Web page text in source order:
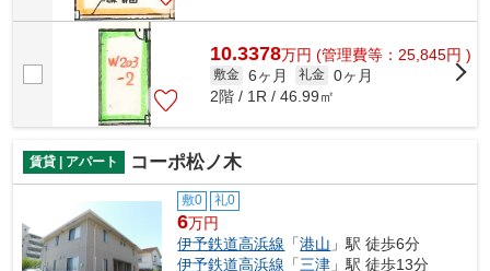
10.3378万円 (管理費等：25,845円 )
敷金 6ヶ月 礼金 0ヶ月
2階 / 1R / 46.99㎡
賃貸 | アパート コーポ松ノ木
敷0 礼0
6万円
伊予鉄道高浜線 「港山 」駅 徒歩6分
伊予鉄道高浜線 「三津 」駅 徒歩13分